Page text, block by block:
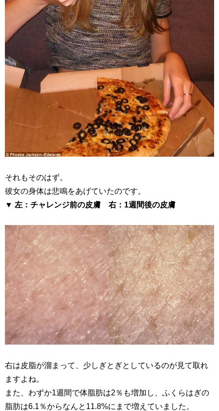
それもそのはず。
彼女の身体は悲鳴をあげていたのです。
▼ 左：チャレンジ前の皮膚 右： 1 週間後の皮膚
右は皮脂が溜まって、少しぎとぎとしているのが見て取れ
ますよね。
また、わずか1 週間で体脂肪は2 ％も増加し、ふくらはぎの
脂肪は6.1 ％からなんと 11.8%にまで増えていました。